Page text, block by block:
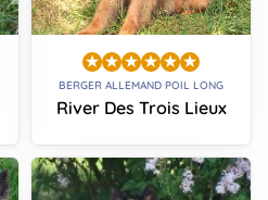
BERGER ALLEMAND POIL LONG
River Des Trois Lieux